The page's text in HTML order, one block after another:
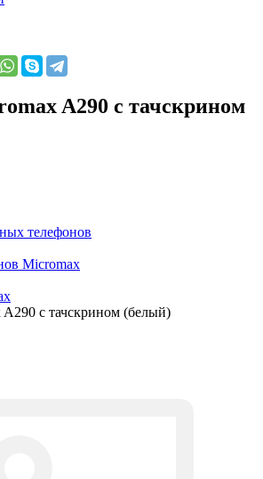
A290 с тачскрином
телефонов
Micromax
с тачскрином (белый)